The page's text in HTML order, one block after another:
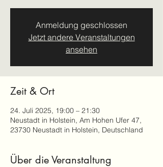
Anmeldung geschlossen
Jetzt andere Veranstaltungen
ansehen
Zeit & Ort
24. Juli 2025, 19:00 – 21:30
Neustadt in Holstein, Am Hohen Ufer 47,
23730 Neustadt in Holstein, Deutschland
Über die Veranstaltung